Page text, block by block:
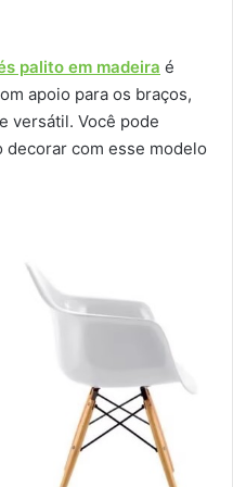
palito em madeira é
apoio para os braços,
versátil. Você pode
decorar com esse modelo